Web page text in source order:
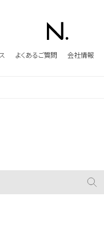
よくあるご質問 会社情報